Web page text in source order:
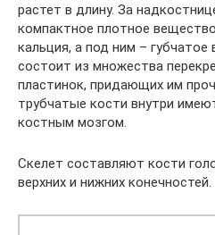
растет в длину. За
компактное плотное
кальция, а под ним –
состоит из множества
пластинок, придающих им
трубчатые кости внутри
костным мозгом.
Скелет составляют кости
верхних и нижних конечностей.